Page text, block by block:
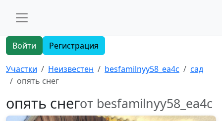
Войти Регистрация
Участки Неизвестен besfamilnyy58_ea4c
сад
опять снег
опять снегот besfamilnyy58_ea4c